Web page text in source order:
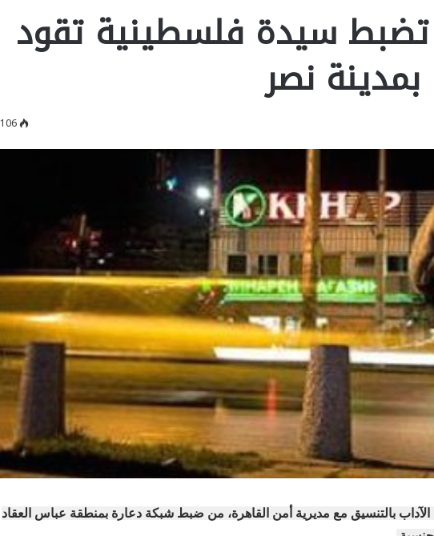
تضبط سيدة فلسطينية تقود
نصر
106
الآداب بالتنسيق مع مديرية أمن القاهرة، من ضبط شبكة دعارة بمنطقة عباس العقاد